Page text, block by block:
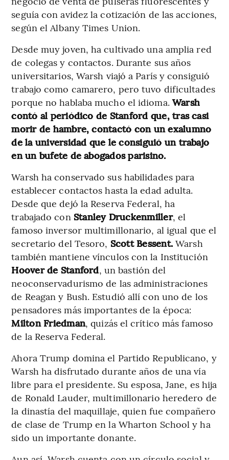
seguía con avidez la cotización de las acciones,
según el Albany Times Union.
Desde muy joven, ha cultivado una amplia red
de colegas y contactos. Durante sus años
universitarios, Warsh viajó a París y consiguió
trabajo como camarero, pero tuvo dificultades
porque no hablaba mucho el idioma. Warsh
contó al periódico de Stanford que, tras casi
morir de hambre, contactó con un exalumno
de la universidad que le consiguió un trabajo
en un bufete de abogados parisino.
Warsh ha conservado sus habilidades para
establecer contactos hasta la edad adulta.
Desde que dejó la Reserva Federal, ha
trabajado con Stanley Druckenmiller, el
famoso inversor multimillonario, al igual que el
secretario del Tesoro, Scott Bessent. Warsh
también mantiene vínculos con la Institución
Hoover de Stanford, un bastión del
neoconservadurismo de las administraciones
de Reagan y Bush. Estudió allí con uno de los
pensadores más importantes de la época:
Milton Friedman, quizás el crítico más famoso
de la Reserva Federal.
Ahora Trump domina el Partido Republicano, y
Warsh ha disfrutado durante años de una vía
libre para el presidente. Su esposa, Jane, es hija
de Ronald Lauder, multimillonario heredero de
la dinastía del maquillaje, quien fue compañero
de clase de Trump en la Wharton School y ha
sido un importante donante.